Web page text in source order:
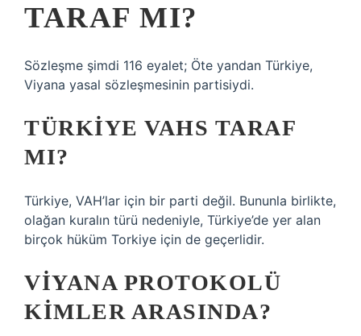
TARAF MI?
Sözleşme şimdi 116 eyalet; Öte yandan Türkiye,
Viyana yasal sözleşmesinin partisiydi.
TÜRKIYE VAHS TARAF
MI?
Türkiye, VAH’lar için bir parti değil. Bununla birlikte,
olağan kuralın türü nedeniyle, Türkiye’de yer alan
birçok hüküm Torkiye için de geçerlidir.
VIYANA PROTOKOLÜ
KIMLER ARASINDA?